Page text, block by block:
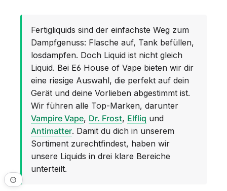
Fertigliquids sind der einfachste Weg zum
Dampfgenuss: Flasche auf, Tank befüllen,
losdampfen. Doch Liquid ist nicht gleich
Liquid. Bei E6 House of Vape bieten wir dir
eine riesige Auswahl, die perfekt auf dein
Gerät und deine Vorlieben abgestimmt ist.
Wir führen alle Top-Marken, darunter
Vampire Vape, Dr. Frost, Elfliq und
Antimatter. Damit du dich in unserem
Sortiment zurechtfindest, haben wir
unsere Liquids in drei klare Bereiche
unterteilt.